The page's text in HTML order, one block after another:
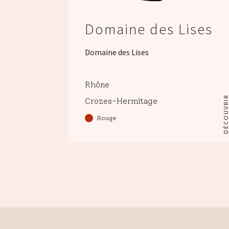
Domaine des Lises
Domaine des Lises
Rhône
Crozes-Hermitage
Rouge